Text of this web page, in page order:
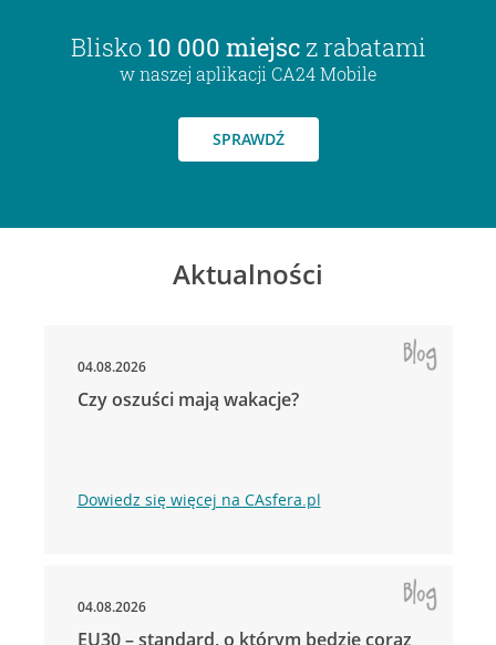
Blisko 10 000 miejsc z rabatami
w naszej aplikacji CA24 Mobile
SPRAWDŹ
Aktualności
04.08.2026
Czy oszuści mają wakacje?
Dowiedz się więcej na CAsfera.pl
04.08.2026
EU30 – standard, o którym będzie coraz